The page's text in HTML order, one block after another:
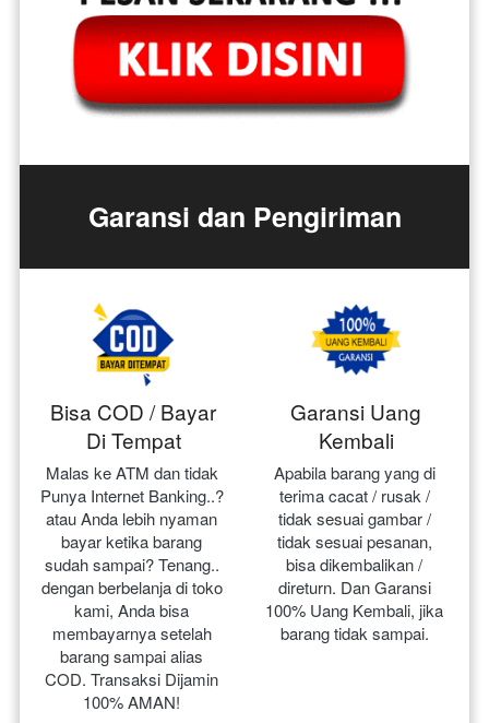
Garansi dan Pengiriman
Bisa COD / Bayar
Di Tempat
Malas ke ATM dan tidak
Punya Internet Banking..?
atau Anda lebih nyaman
bayar ketika barang
sudah sampai? Tenang..
dengan berbelanja di toko
kami, Anda bisa
membayarnya setelah
barang sampai alias
COD. Transaksi Dijamin
100% AMAN!
Garansi Uang
Kembali
Apabila barang yang di
terima cacat / rusak /
tidak sesuai gambar /
tidak sesuai pesanan,
bisa dikembalikan /
direturn. Dan Garansi
100% Uang Kembali, jika
barang tidak sampai.